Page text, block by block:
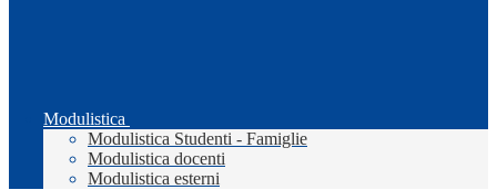
Modulistica
Modulistica Studenti - Famiglie
Modulistica docenti
Modulistica esterni